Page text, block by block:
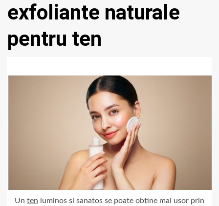
exfoliante naturale
pentru ten
Un ten luminos si sanatos se poate obtine mai usor prin